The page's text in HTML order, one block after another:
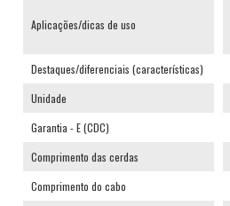
Aplicações/dicas de uso
Destaques/diferenciais (características)
Unidade
Garantia - E (CDC)
Comprimento das cerdas
Comprimento do cabo